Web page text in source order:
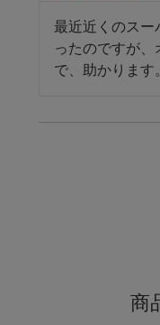
最近近くのスー
ったのですが
で、助かります
商